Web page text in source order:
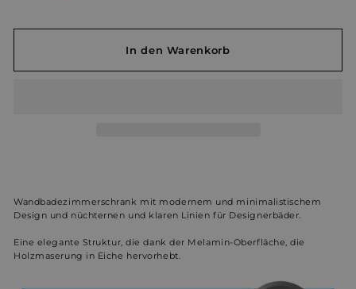
In den Warenkorb
Wandbadezimmerschrank mit modernem und minimalistischem
Design und nüchternen und klaren Linien für Designerbäder.
Eine elegante Struktur, die dank der Melamin-Oberfläche, die
Holzmaserung in Eiche hervorhebt.